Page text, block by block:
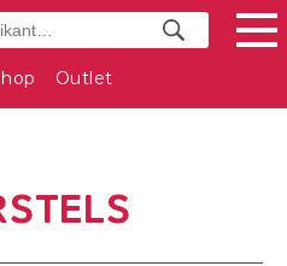
Outlet